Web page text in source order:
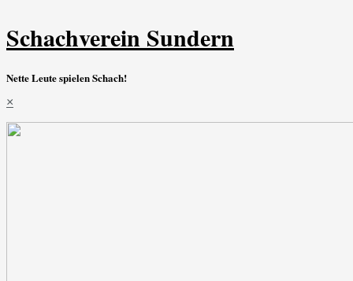
Schachverein Sundern
Nette Leute spielen Schach!
×